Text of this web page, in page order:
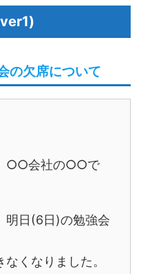
の欠席について
○○会社の○○で
明日(6日)の勉強会
くなりました。